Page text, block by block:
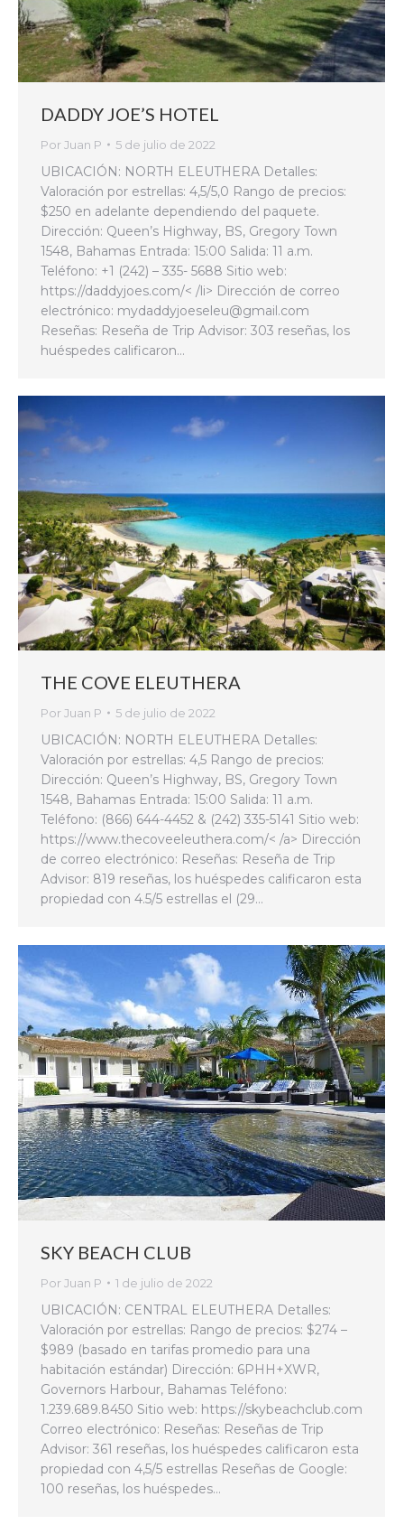
DADDY JOE’S HOTEL
PorJuan P 5 de julio de 2022
UBICACIÓN: NORTH ELEUTHERA Detalles:
Valoración por estrellas: 4,5/5,0 Rango de precios:
$250 en adelante dependiendo del paquete.
Dirección: Queen’s Highway, BS, Gregory Town
1548, Bahamas Entrada: 15:00 Salida: 11 a.m.
Teléfono: +1 (242) – 335- 5688 Sitio web:
https://daddyjoes.com/< /li> Dirección de correo
electrónico: mydaddyjoeseleu@gmail.com
Reseñas: Reseña de Trip Advisor: 303 reseñas, los
huéspedes calificaron…
THE COVE ELEUTHERA
PorJuan P 5 de julio de 2022
UBICACIÓN: NORTH ELEUTHERA Detalles:
Valoración por estrellas: 4,5 Rango de precios:
Dirección: Queen’s Highway, BS, Gregory Town
1548, Bahamas Entrada: 15:00 Salida: 11 a.m.
Teléfono: (866) 644-4452 & (242) 335-5141 Sitio web:
https://www.thecoveeleuthera.com/< /a> Dirección
de correo electrónico: Reseñas: Reseña de Trip
Advisor: 819 reseñas, los huéspedes calificaron esta
propiedad con 4.5/5 estrellas el (29…
SKY BEACH CLUB
PorJuan P 1 de julio de 2022
UBICACIÓN: CENTRAL ELEUTHERA Detalles:
Valoración por estrellas: Rango de precios: $274 –
$989 (basado en tarifas promedio para una
habitación estándar) Dirección: 6PHH+XWR,
Governors Harbour, Bahamas Teléfono:
1.239.689.8450 Sitio web: https://skybeachclub.com
Correo electrónico: Reseñas: Reseñas de Trip
Advisor: 361 reseñas, los huéspedes calificaron esta
propiedad con 4,5/5 estrellas Reseñas de Google:
100 reseñas, los huéspedes…